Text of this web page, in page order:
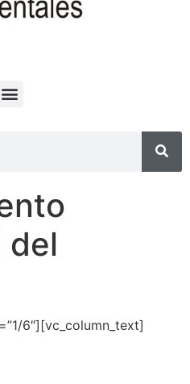
del
6″][vc_column_text]